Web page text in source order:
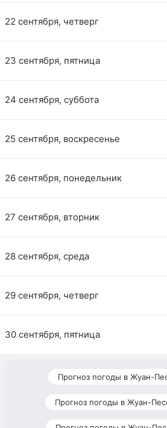
22 сентября, четверг
23 сентября, пятница
24 сентября, суббота
25 сентября, воскресенье
26 сентября, понедельник
27 сентября, вторник
28 сентября, среда
29 сентября, четверг
30 сентября, пятница
Прогноз погоды в Жуан-
Прогноз погоды в Жуан-